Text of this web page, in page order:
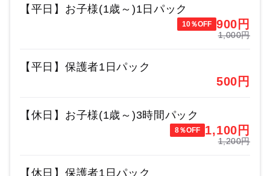
【平日】お子様(1歳～)1日パック
10％OFF 900 円
1,000円
【平日】保護者1日パック
500 円
【休日】お子様(1歳～)3時間パック
8％OFF 1,100 円
1,200円
【休日】保護者1日パック